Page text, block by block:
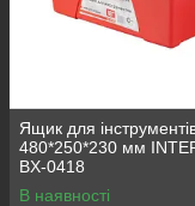
Ящик для
480*250*230 мм
BX-0418
В наявності